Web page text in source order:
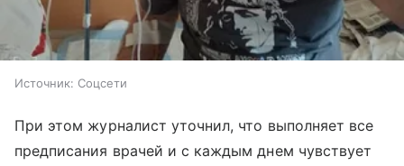
Источник: Соцсети
При этом журналист уточнил, что выполняет все
предписания врачей и с каждым днем чувствует